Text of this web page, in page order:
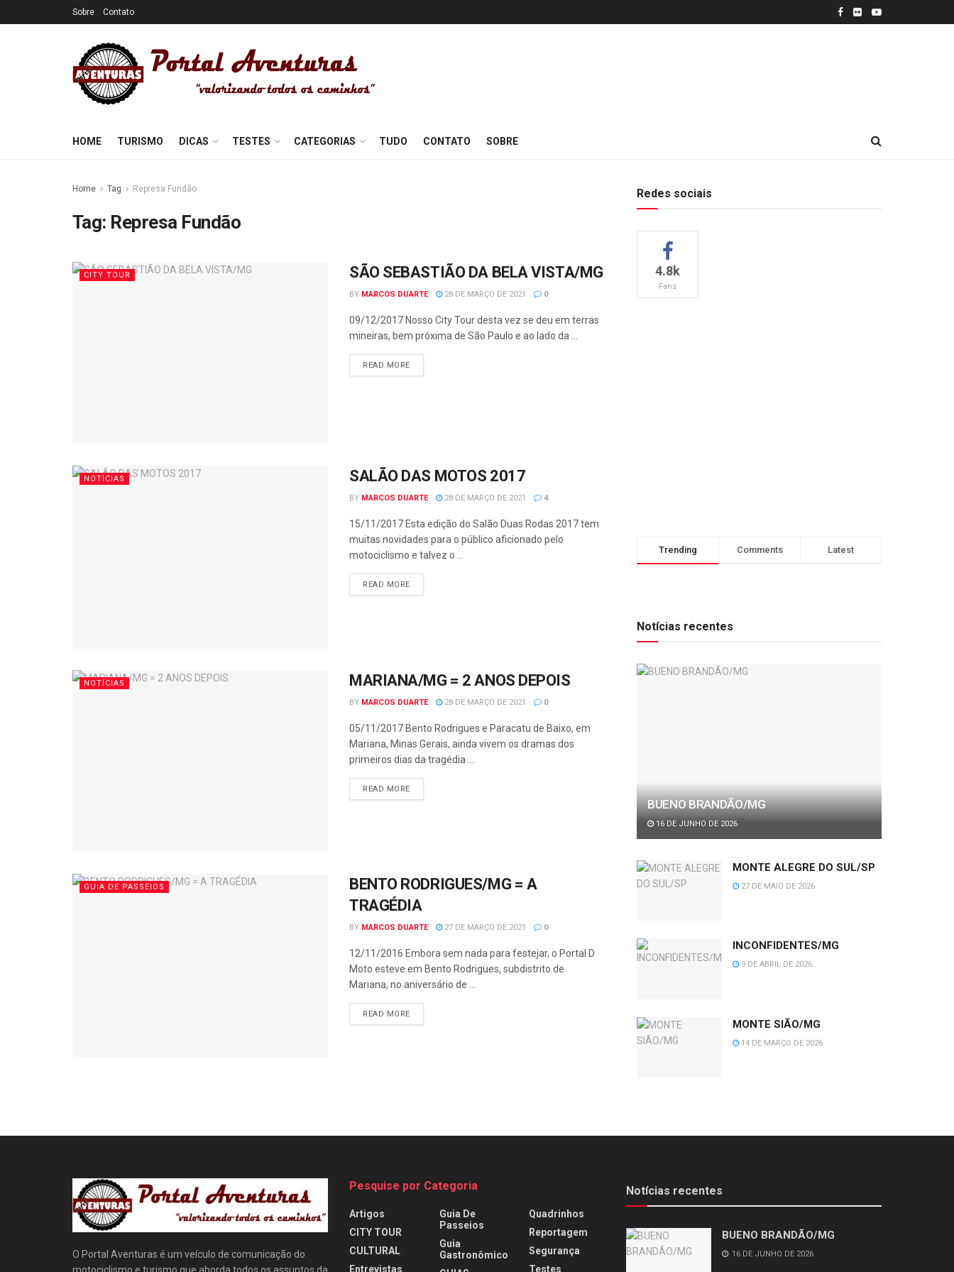
Sobre Contato
HOME TURISMO DICAS TESTES CATEGORIAS TUDO CONTATO SOBRE
Home Tag Represa Fundão
Tag: Represa Fundão
CITY TOUR SÃO SEBASTIÃO DA BELA VISTA/MG
BY MARCOS DUARTE 28 DE MARÇO DE 2021 0
09/12/2017 Nosso City Tour desta vez se deu em terras
mineiras, bem próxima de São Paulo e ao lado da ...
READ MORE
NOTÍCIAS SALÃO DAS MOTOS 2017
BY MARCOS DUARTE 28 DE MARÇO DE 2021 4
15/11/2017 Esta edição do Salão Duas Rodas 2017 tem
muitas novidades para o público aficionado pelo
motociclismo e talvez o ...
READ MORE
NOTÍCIAS MARIANA/MG = 2 ANOS DEPOIS
BY MARCOS DUARTE 28 DE MARÇO DE 2021 0
05/11/2017 Bento Rodrigues e Paracatu de Baixo, em
Mariana, Minas Gerais, ainda vivem os dramas dos
primeiros dias da tragédia ...
READ MORE
GUIA DE PASSEIOS
BENTO RODRIGUES/MG = A
TRAGÉDIA
BY MARCOS DUARTE 27 DE MARÇO DE 2021 0
12/11/2016 Embora sem nada para festejar, o Portal D
Moto esteve em Bento Rodrigues, subdistrito de
Mariana, no aniversário de ...
READ MORE
Redes sociais
4.8k
Fans
Trending Comments Latest
Notícias recentes
BUENO BRANDÃO/MG
16 DE JUNHO DE 2026
MONTE ALEGRE DO SUL/SP
27 DE MAIO DE 2026
INCONFIDENTES/MG
9 DE ABRIL DE 2026
MONTE SIÃO/MG
14 DE MARÇO DE 2026
O Portal Aventuras é um veículo de comunicação do
Pesquise por Categoria
Artigos
CITY TOUR
CULTURAL
Entrevistas
Guia De
Passeios
Guia
Gastronômico
Quadrinhos
Reportagem
Segurança
Testes
Notícias recentes
BUENO BRANDÃO/MG
16 DE JUNHO DE 2026